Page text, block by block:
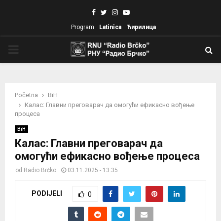
Facebook
TwitterInstagram
Youtube
Program Latinica Ћирилица
Početna
BiH
Калас: Главни преговарач да омогући ефикасно вођење
процеса
BiH
Калас: Главни преговарач да
омогући ефикасно вођење процеса
od Radio Brčko 03.11.2025 - 13:35
PODIJELI 0